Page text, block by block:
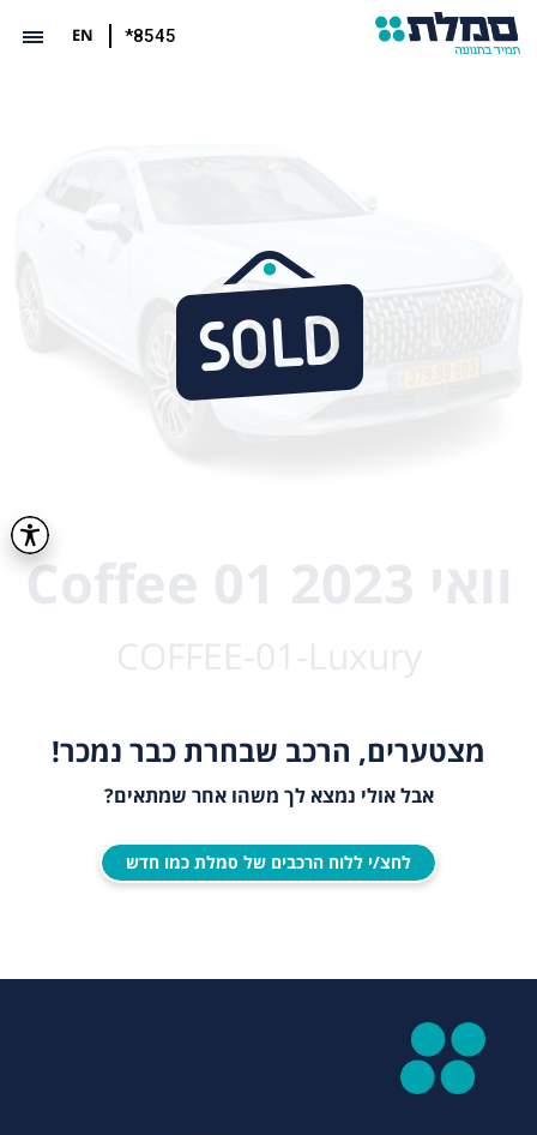
*8545
EN
מצטערים, הרכב שבחרת כבר נמכר!
אבל אולי נמצא לך משהו אחר שמתאים?
לחצ/י ללוח הרכבים של סמלת כמו חדש